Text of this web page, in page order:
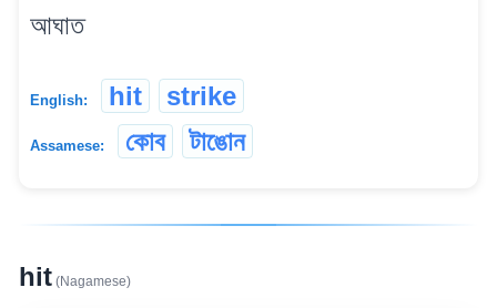
আঘাত
English: hit strike
Assamese: কোব টাঙোন
hit (Nagamese)